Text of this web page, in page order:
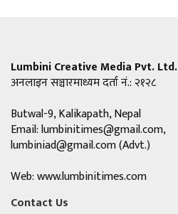
Lumbini Creative Media Pvt. Ltd.
अनलाइन सञ्चारमाध्यम दर्ता नं.: २१२८
Butwal-9, Kalikapath, Nepal
Email:lumbinitimes@gmail.com,
lumbiniad@gmail.com(Advt.)
Web: www.lumbinitimes.com
Contact Us